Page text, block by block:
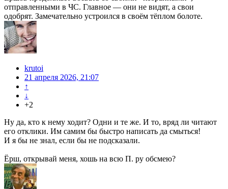
отправленными в ЧС. Главное — они не видят, а свои
одобрят. Замечательно устроился в своём тёплом болоте.
krutoi
21 апреля 2026, 21:07
↑
↓
+2
Ну да, кто к нему ходит? Одни и те же. И то, вряд ли читают
его отклики. Им самим бы быстро написать да смыться!
И я бы не знал, если бы не подсказали.
Ёрш, открывай меня, хошь на всю П. ру обсмею?